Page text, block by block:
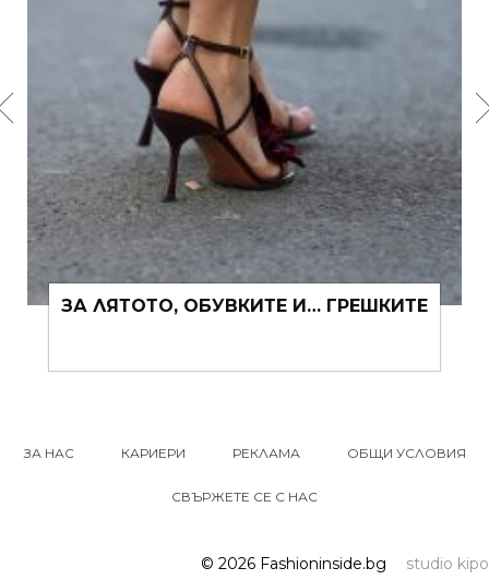
ЗА ЛЯТОТО, ОБУВКИТЕ И… ГРЕШКИТЕ
ЗА НАС КАРИЕРИ РЕКЛАМА ОБЩИ УСЛОВИЯ
СВЪРЖЕТЕ СЕ С НАС
studio kipo
© 2026 Fashioninside.bg